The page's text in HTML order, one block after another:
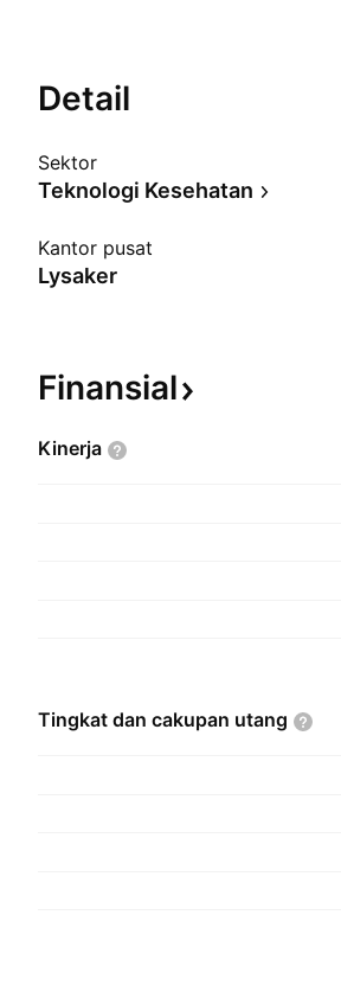
Detail
Sektor
Teknologi Kesehatan
Kantor pusat
Lysaker
Finansial
Kinerja
Tingkat dan cakupan utang